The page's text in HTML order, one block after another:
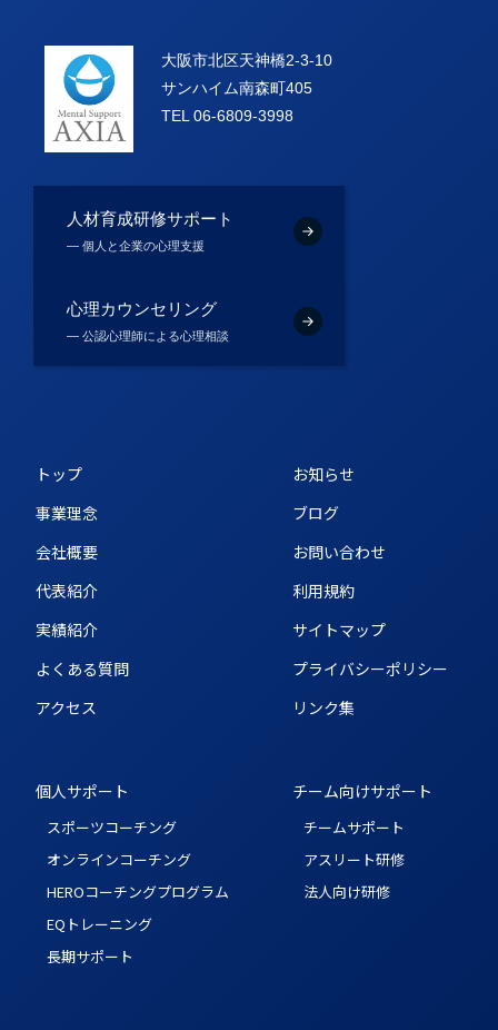
大阪市北区天神橋2-3-10
サンハイム南森町405
TEL 06-6809-3998
人材育成研修サポート
― 個人と企業の心理支援
心理カウンセリング
― 公認心理師による心理相談
トップ
事業理念
会社概要
代表紹介
実績紹介
よくある質問
アクセス
お知らせ
ブログ
お問い合わせ
利用規約
サイトマップ
プライバシーポリシー
リンク集
個人サポート
スポーツコーチング
オンラインコーチング
HEROコーチングプログラム
EQトレーニング
長期サポート
チーム向けサポート
チームサポート
アスリート研修
法人向け研修